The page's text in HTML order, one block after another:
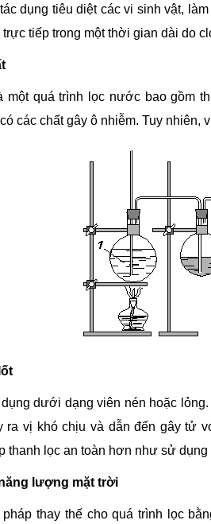
dụng tiêu diệt các vi sinh vật,
tiếp trong một thời gian dài do
một quá trình lọc nước bao gồm
các chất gây ô nhiễm. Tuy nhiên,
dụng dưới dạng viên nén hoặc
ra vị khó chịu và dẫn đến gây tử
thanh lọc an toàn hơn như sử
lượng mặt trời
pháp thay thế cho quá trình lọc